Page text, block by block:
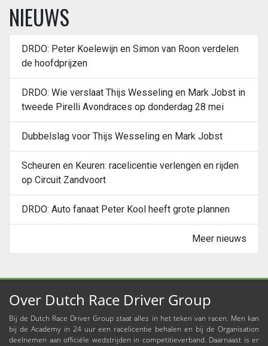
NIEUWS
DRDO: Peter Koelewijn en Simon van Roon verdelen
de hoofdprijzen
DRDO: Wie verslaat Thijs Wesseling en Mark Jobst in
tweede Pirelli Avondraces op donderdag 28 mei
Dubbelslag voor Thijs Wesseling en Mark Jobst
Scheuren en Keuren: racelicentie verlengen en rijden
op Circuit Zandvoort
DRDO: Auto fanaat Peter Kool heeft grote plannen
Meer nieuws
Over Dutch Race Driver Group
Bij de Dutch Race Driver Group staat alles in het teken van racen. Men kan
bij de Academy in 24 uur een racelicentie behalen en bij de Organisation
deelnemen aan officiële wedstrijden in competitieverband. Daarnaast is er